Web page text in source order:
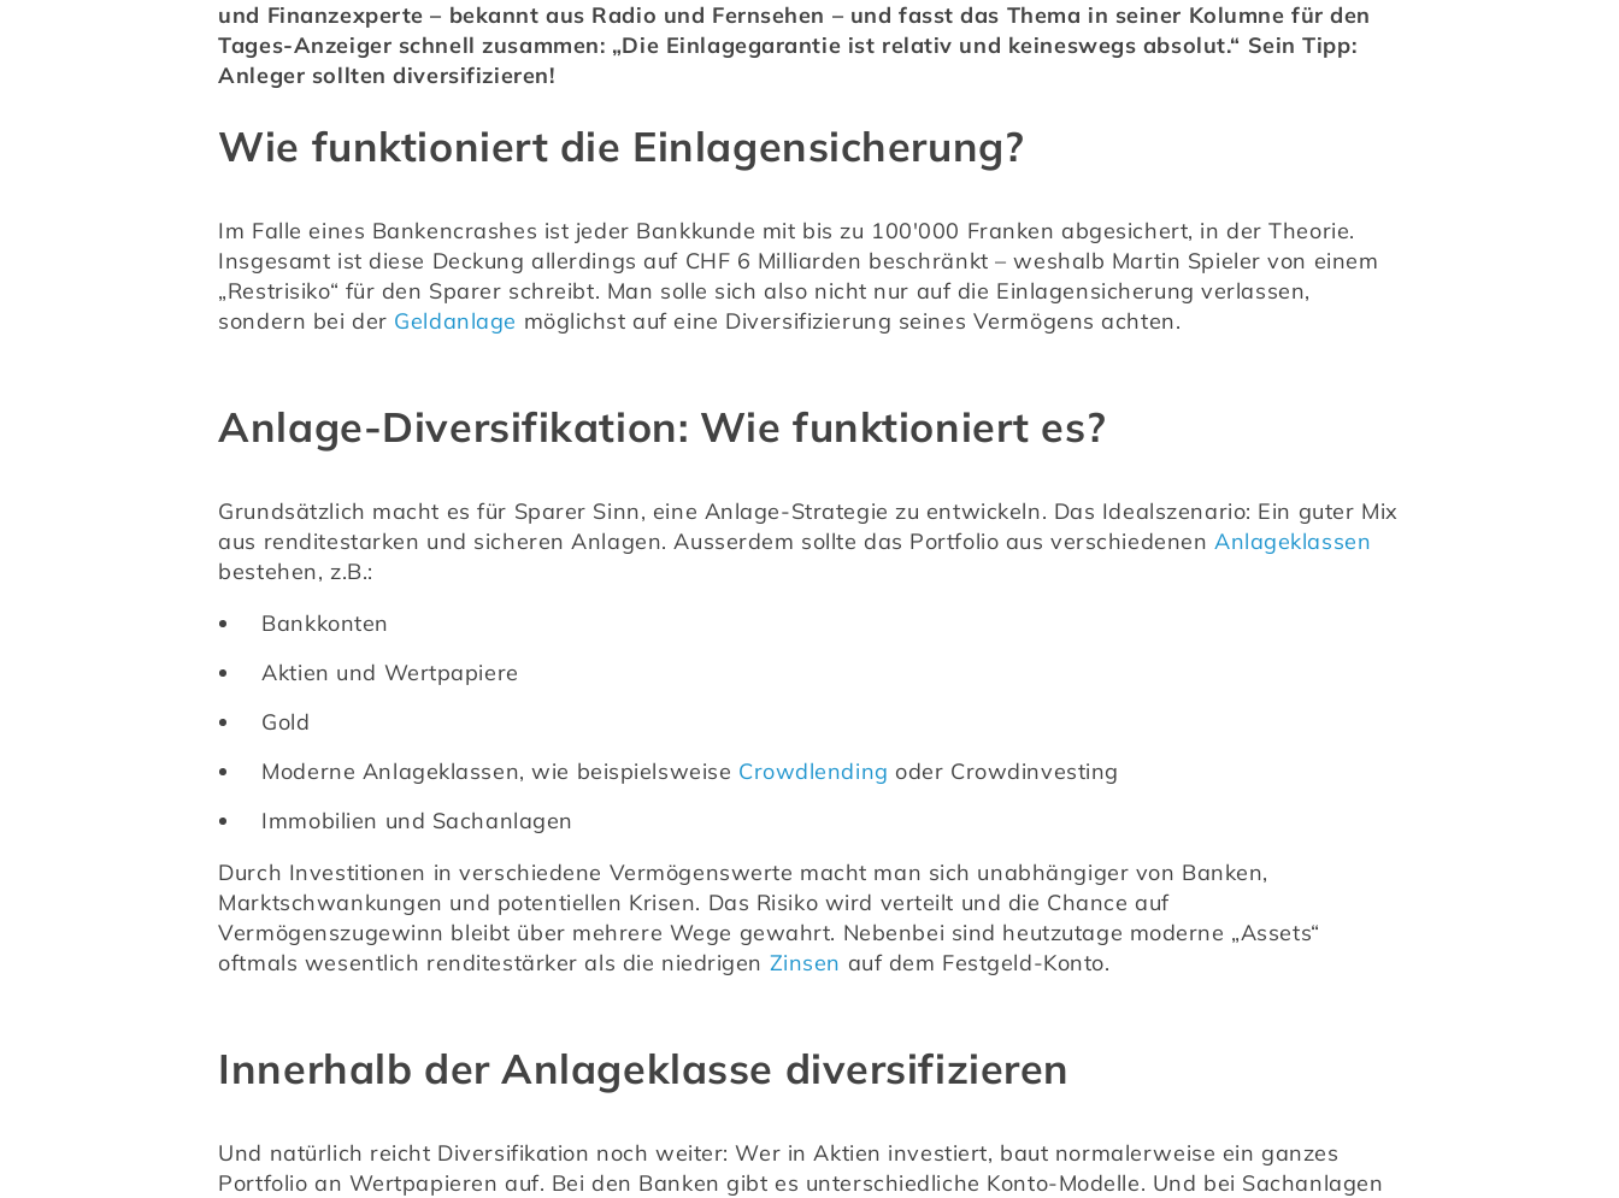
und Finanzexperte – bekannt aus Radio und Fernsehen – und fasst das Thema in seiner Kolumne für den
Tages-Anzeiger schnell zusammen: „Die Einlagegarantie ist relativ und keineswegs absolut.“ Sein Tipp:
Anleger sollten diversifizieren!
Wie funktioniert die Einlagensicherung?
Im Falle eines Bankencrashes ist jeder Bankkunde mit bis zu 100'000 Franken abgesichert, in der Theorie.
Insgesamt ist diese Deckung allerdings auf CHF 6 Milliarden beschränkt – weshalb Martin Spieler von einem
„Restrisiko“ für den Sparer schreibt. Man solle sich also nicht nur auf die Einlagensicherung verlassen,
sondern bei der Geldanlage möglichst auf eine Diversifizierung seines Vermögens achten.
Anlage-Diversifikation: Wie funktioniert es?
Grundsätzlich macht es für Sparer Sinn, eine Anlage-Strategie zu entwickeln. Das Idealszenario: Ein guter Mix
aus renditestarken und sicheren Anlagen. Ausserdem sollte das Portfolio aus verschiedenen Anlageklassen
bestehen, z.B.:
Bankkonten
Aktien und Wertpapiere
Gold
Moderne Anlageklassen, wie beispielsweise Crowdlending oder Crowdinvesting
Immobilien und Sachanlagen
Durch Investitionen in verschiedene Vermögenswerte macht man sich unabhängiger von Banken,
Marktschwankungen und potentiellen Krisen. Das Risiko wird verteilt und die Chance auf
Vermögenszugewinn bleibt über mehrere Wege gewahrt. Nebenbei sind heutzutage moderne „Assets“
oftmals wesentlich renditestärker als die niedrigen Zinsen auf dem Festgeld-Konto.
Innerhalb der Anlageklasse diversifizieren
Und natürlich reicht Diversifikation noch weiter: Wer in Aktien investiert, baut normalerweise ein ganzes
Portfolio an Wertpapieren auf. Bei den Banken gibt es unterschiedliche Konto-Modelle. Und bei Sachanlagen